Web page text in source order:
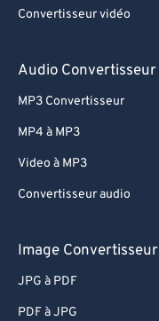
Convertisseur vidéo
Audio Convertisseur
MP3 Convertisseur
MP4 à MP3
Video à MP3
Convertisseur audio
Image Convertisseur
JPG à PDF
PDF à JPG